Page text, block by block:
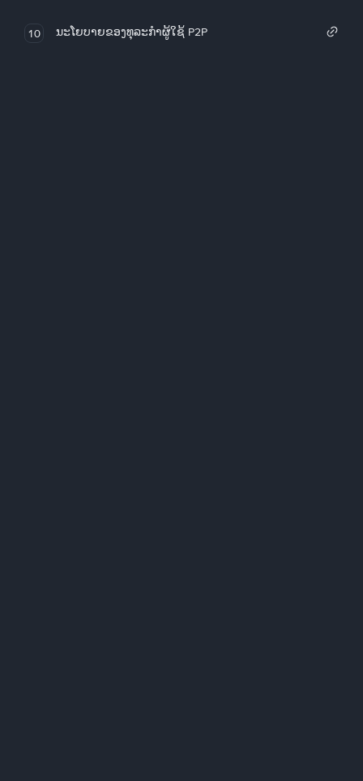
10 ນະໂຍບາຍຂອງທຸລະກໍາຜູ້ໃຊ້ P2P